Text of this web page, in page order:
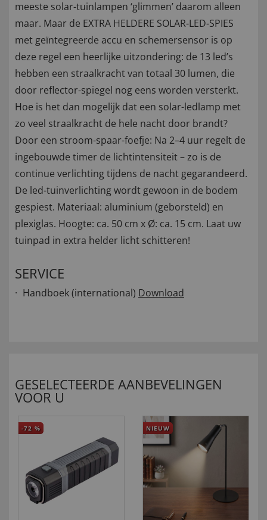
meeste solar-tuinlampen ‘glimmen’ daarom alleen
maar. Maar de EXTRA HELDERE SOLAR-LED-SPIES
met geïntegreerde accu en schemersensor is op
deze regel een heerlijke uitzondering: de 13 led’s
hebben een straalkracht van totaal 30 lumen, die
door reflector-spiegel nog eens worden versterkt.
Hoe is het dan mogelijk dat een solar-ledlamp met
zo veel straalkracht de hele nacht door brandt?
Door een stroom-spaar-foefje: Na 2–4 uur regelt de
ingebouwde timer de lichtintensiteit – zo is de
continue verlichting tijdens de nacht gegarandeerd.
De led-tuinverlichting wordt gewoon in de bodem
gespiest. Materiaal: aluminium (geborsteld) en
plexiglas. Hoogte: ca. 50 cm x Ø: ca. 15 cm. Laat uw
tuinpad in extra helder licht schitteren!
SERVICE
Handboek (international) Download
GESELECTEERDE AANBEVELINGEN
VOOR U
-72 % NIEUW